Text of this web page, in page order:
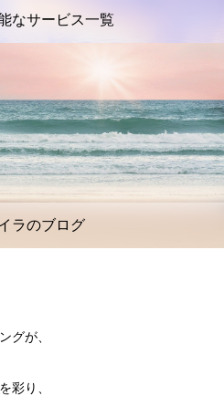
なサービス一覧
ラのブログ
グが、
彩り、